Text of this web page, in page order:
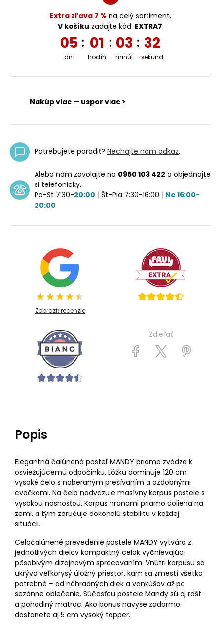
Extra zľava 7 % na celý sortiment.
V košíku zadajte kód: EXTRA7.
05
dní
: 01
hodín
: 03
minút
: 32
sekúnd
Nakúp viac — uspor viac >
Potrebujete poradiť? Nechajte nám odkaz.
Alebo nám zavolajte na 0950 103 422 a objednajte
si telefonicky.
Po-St 7:30-20:00 | Št–Pia 7:30-16:00 | Ne 16:00-
20:00
Zobraziť recenzie
Zdieľať
Popis
Elegantná čalúnená posteľ MANDY priamo zvádza k
osviežujúcemu odpočinku. Lôžku dominuje 120 cm
vysoké čelo s naberaným prešívaním a ozdobnými
cvočkami. Na čelo nadväzuje masívny korpus postele s
vysokou nosnosťou. Korpus hranami priamo dolieha na
zemi, a tým zaručuje dokonalú stabilitu v každej
situácii.
Celočalúnené prevedenie postele MANDY vytvára z
jednotlivých dielov kompaktný celok vyčnievajúci
pôsobivým dizajnovým spracovaním. Vnútri korpusu sa
ukrýva veľkorysý úložný priestor, kam sa zmestí všetko
potrebné – od náhradných diek a vankúšov až po
sezónne oblečenie. Súčasťou postele Mandy sú aj rošt
a pohodlný matrac. Ako bonus navyše zadarmo
dostanete aj 5 cm vysoký topper.